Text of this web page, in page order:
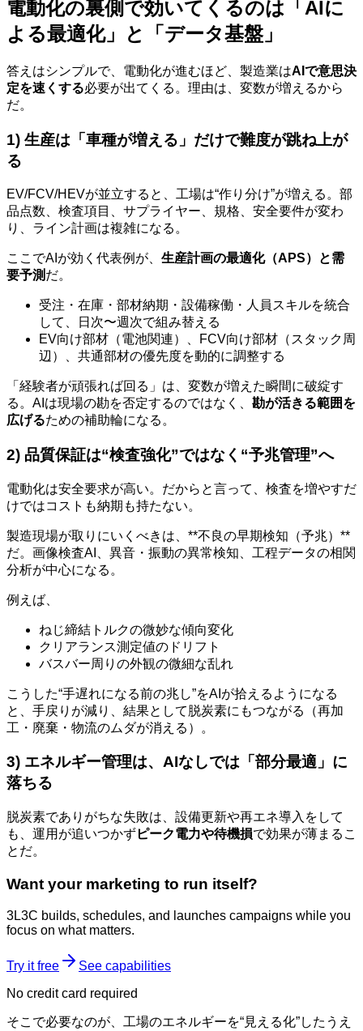
電動化の裏側で効いてくるのは「AIに
よる最適化」と「データ基盤」
答えはシンプルで、電動化が進むほど、製造業はAIで意思決
定を速くする必要が出てくる。理由は、変数が増えるから
だ。
1) 生産は「車種が増える」だけで難度が跳ね上が
る
EV/FCV/HEVが並立すると、工場は“作り分け”が増える。部
品点数、検査項目、サプライヤー、規格、安全要件が変わ
り、ライン計画は複雑になる。
ここでAIが効く代表例が、 生産計画の最適化（APS） と需
要予測 だ。
受注・在庫・部材納期・設備稼働・人員スキルを統合
して、日次〜週次で組み替える
EV向け部材（電池関連）、FCV向け部材（スタック周
辺）、共通部材の優先度を動的に調整する
「経験者が頑張れば回る」は、変数が増えた瞬間に破綻す
る。AIは現場の勘を否定するのではなく、 勘が活きる範囲を
広げるための補助輪になる。
2) 品質保証は“検査強化”ではなく“予兆管理”へ
電動化は安全要求が高い。だからと言って、検査を増やすだ
けではコストも納期も持たない。
製造現場が取りにいくべきは、**不良の早期検知（予兆）**
だ。画像検査AI、異音・振動の異常検知、工程データの相関
分析が中心になる。
例えば、
ねじ締結トルクの微妙な傾向変化
クリアランス測定値のドリフト
バスバー周りの外観の微細な乱れ
こうした“手遅れになる前の兆し”をAIが拾えるようになる
と、手戻りが減り、結果として脱炭素にもつながる（再加
工・廃棄・物流のムダが消える）。
3) エネルギー管理は、AIなしでは「部分最適」に
落ちる
脱炭素でありがちな失敗は、設備更新や再エネ導入をして
も、運用が追いつかずピーク電力や待機損で効果が薄まるこ
とだ。
Want your marketing to run itself?
3L3C builds, schedules, and launches campaigns while you
focus on what matters.
Try it free
See capabilities
No credit card required
そこで必要なのが、工場のエネルギーを“見える化”したうえ